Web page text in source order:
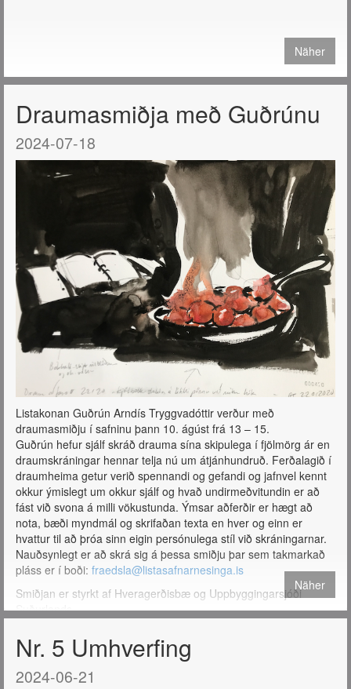
Näher
Draumasmiðja með Guðrúnu
2024-07-18
Listakonan Guðrún Arndís Tryggvadóttir verður með
draumasmiðju í safninu þann 10. ágúst frá 13 – 15.
Guðrún hefur sjálf skráð drauma sína skipulega í fjölmörg ár en
draumskráningar hennar telja nú um átjánhundruð. Ferðalagið í
draumheima getur verið spennandi og gefandi og jafnvel kennt
okkur ýmislegt um okkur sjálf og hvað undirmeðvitundin er að
fást við svona á milli vökustunda. Ýmsar aðferðir er hægt að
nota, bæði myndmál og skrifaðan texta en hver og einn er
hvattur til að þróa sinn eigin persónulega stíl við skráningarnar.
Nauðsynlegt er að skrá sig á þessa smiðju þar sem takmarkað
pláss er í boði: fraedsla@listasafnarnesinga.is
Smiðjan er styrkt af Hveragerðisbæ og Uppbyggingarsjóði
Suðurlands.
Näher
Nr. 5 Umhverfing
2024-06-21